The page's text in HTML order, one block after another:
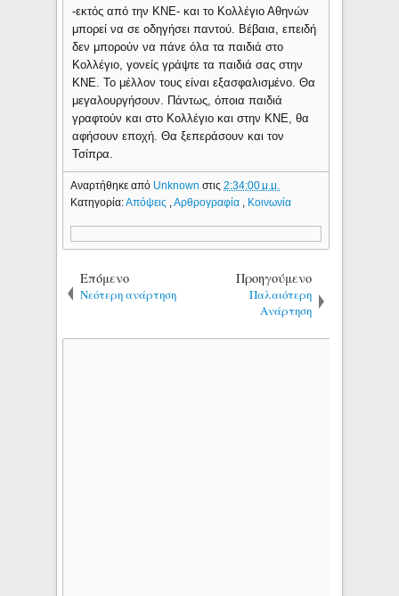
-εκτός από την ΚΝΕ- και το Κολλέγιο Αθηνών
μπορεί να σε οδηγήσει παντού. Βέβαια, επειδή
δεν μπορούν να πάνε όλα τα παιδιά στο
Κολλέγιο, γονείς γράψτε τα παιδιά σας στην
ΚΝΕ. Το μέλλον τους είναι εξασφαλισμένο. Θα
μεγαλουργήσουν. Πάντως, όποια παιδιά
γραφτούν και στο Κολλέγιο και στην ΚΝΕ, θα
αφήσουν εποχή. Θα ξεπεράσουν και τον
Τσίπρα.
Αναρτήθηκε από Unknownστις2:34:00 μ.μ.
Κατηγορία:Απόψεις ,Αρθρογραφία , Κοινωνία
Επόμενο
Νεότερη ανάρτηση
Προηγούμενο
Παλαιότερη
Ανάρτηση